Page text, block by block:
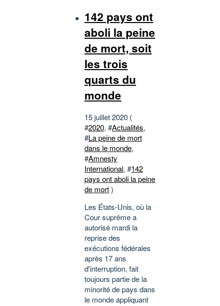
142 pays ont
aboli la peine
de mort, soit
les trois
quarts du
monde
15 juillet 2020 (
#2020, #Actualités,
#La peine de mort
dans le monde,
#Amnesty
International, #142
pays ont aboli la peine
de mort)
Les États-Unis, où la
Cour suprême a
autorisé mardi la
reprise des
exécutions fédérales
après 17 ans
d'interruption, fait
toujours partie de la
minorité de pays dans
le monde appliquant